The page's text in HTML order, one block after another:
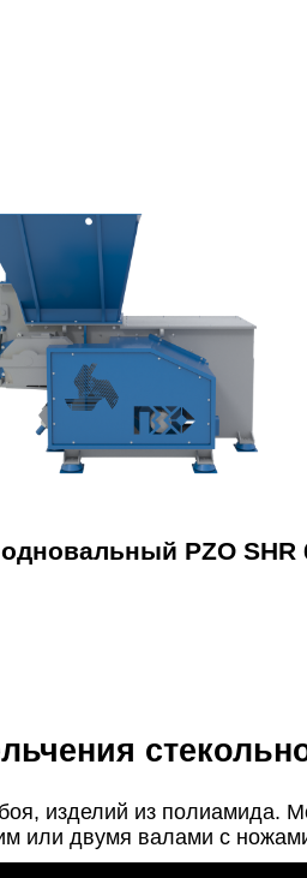
PZO SHR
изделий из полиамида.
или двумя валами с